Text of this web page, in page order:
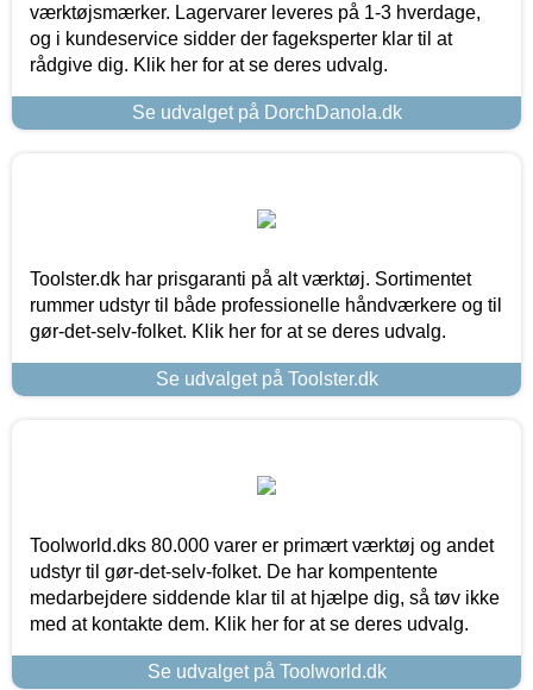
værktøjsmærker. Lagervarer leveres på 1-3 hverdage,
og i kundeservice sidder der fageksperter klar til at
rådgive dig. Klik her for at se deres udvalg.
Se udvalget på DorchDanola.dk
Toolster.dk har prisgaranti på alt værktøj. Sortimentet
rummer udstyr til både professionelle håndværkere og til
gør-det-selv-folket. Klik her for at se deres udvalg.
Se udvalget på Toolster.dk
Toolworld.dks 80.000 varer er primært værktøj og andet
udstyr til gør-det-selv-folket. De har kompentente
medarbejdere siddende klar til at hjælpe dig, så tøv ikke
med at kontakte dem. Klik her for at se deres udvalg.
Se udvalget på Toolworld.dk